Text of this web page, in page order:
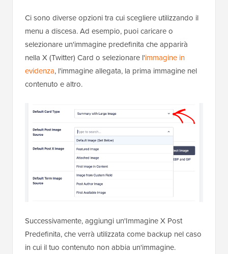
Ci sono diverse opzioni tra cui scegliere utilizzando il
menu a discesa. Ad esempio, puoi caricare o
selezionare un'immagine predefinita che apparirà
nella X (Twitter) Card o selezionare l'immagine in
evidenza, l'immagine allegata, la prima immagine nel
contenuto e altro.
Successivamente, aggiungi un'Immagine X Post
Predefinita, che verrà utilizzata come backup nel caso
in cui il tuo contenuto non abbia un'immagine.